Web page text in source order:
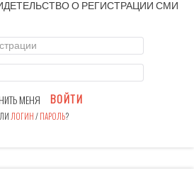
О РЕГИСТРАЦИИСМИ
МЕНЯ ВОЙТИ
ЛОГИН/ПАРОЛЬ?